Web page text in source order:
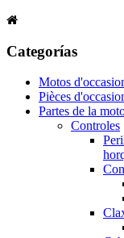
Categorías
Motos
Pièces
Partes de la
Controles